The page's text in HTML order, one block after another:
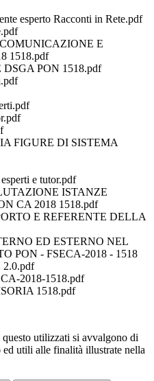
esperto Racconti in Rete.pdf
E
1518.pdf
PON 1518.pdf
FIGURE DI SISTEMA
e tutor.pdf
ISTANZE
CA 2018 1518.pdf
E REFERENTE DELLA
ED ESTERNO NEL
PON - FSECA-2018 - 1518
2018-1518.pdf
1518.pdf
utilizzati si avvalgono di
ed utili alle finalità illustrate nella